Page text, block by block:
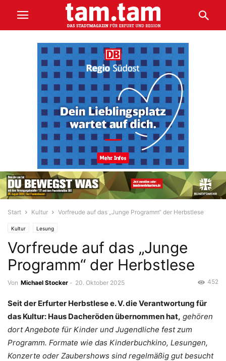
Start Kultur Vorfreude auf das „Junge Programm“ der Herbstlese
Kultur Lesung
Vorfreude auf das „Junge
Programm“ der Herbstlese
Von Michael Stocker - 20. Oktober 2025 452
Seit der Erfurter Herbstlese e. V. die Verantwortung für
das Kultur: Haus Dacheröden übernommen hat, gehören
dort Angebote für Kinder und Jugendliche fest zum
Programm. Formate wie das Kinderbuchkino, Lesungen,
Konzerte oder Zaubershows sind regelmäßig gut besucht